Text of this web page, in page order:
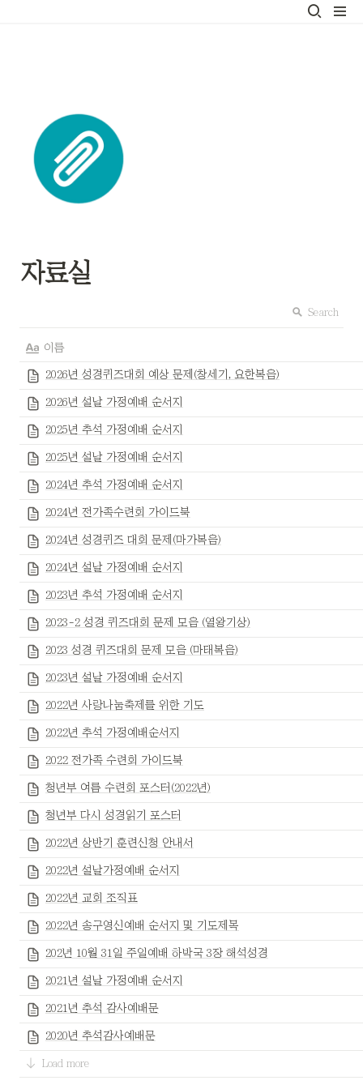
자료실
Search
이름
2026년 성경퀴즈대회 예상 문제(창세기, 요한복음)
2026년 설날 가정예배 순서지
2025년 추석 가정예배 순서지
2025년 설날 가정예배 순서지
2024년 추석 가정예배 순서지
2024년 전가족수련회 가이드북
2024년 성경퀴즈 대회 문제(마가복음)
2024년 설날 가정예배 순서지
2023년 추석 가정예배 순서지
2023-2 성경 퀴즈대회 문제 모음 (열왕기상)
2023 성경 퀴즈대회 문제 모음 (마태복음)
2023년 설날 가정예배 순서지
2022년 사랑나눔축제를 위한 기도
2022년 추석 가정예배순서지
2022 전가족 수련회 가이드북
청년부 여름 수련회 포스터(2022년)
청년부 다시 성경읽기 포스터
2022년 상반기 훈련신청 안내서
2022년 설날가정예배 순서지
2022년 교회 조직표
2022년 송구영신예배 순서지 및 기도제목
202년 10월 31일 주일예배 하박국 3장 해석성경
2021년 설날 가정예배 순서지
2021년 추석 감사예배문
2020년 추석감사예배문
Load more